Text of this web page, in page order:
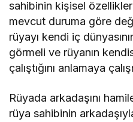
sahibinin kişisel
mevcut duruma göre
rüyayı kendi iç
görmeli ve rüyanın
çalıştığını anlamaya
Rüyada arkadaşını
rüya sahibinin